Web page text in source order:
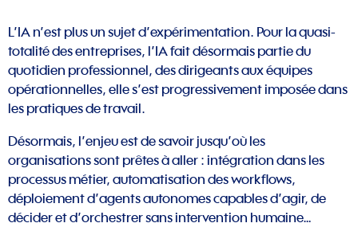
L’IA n’est plus un sujet d’expérimentation. Pour la quasi-
totalité des entreprises, l’IA fait désormais partie du
quotidien professionnel, des dirigeants aux équipes
opérationnelles, elle s’est progressivement imposée dans
les pratiques de travail.
Désormais, l’enjeu est de savoir jusqu’où les
organisations sont prêtes à aller : intégration dans les
processus métier, automatisation des workflows,
déploiement d’agents autonomes capables d’agir, de
décider et d’orchestrer sans intervention humaine…